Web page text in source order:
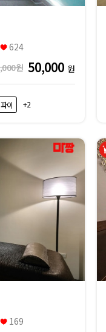
624
원 50,000 원
이 +2
169